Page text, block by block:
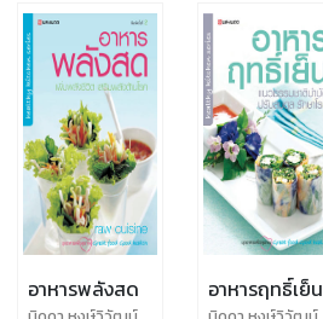
อาหารพลังสด อาหารฤทธิ์เย็น